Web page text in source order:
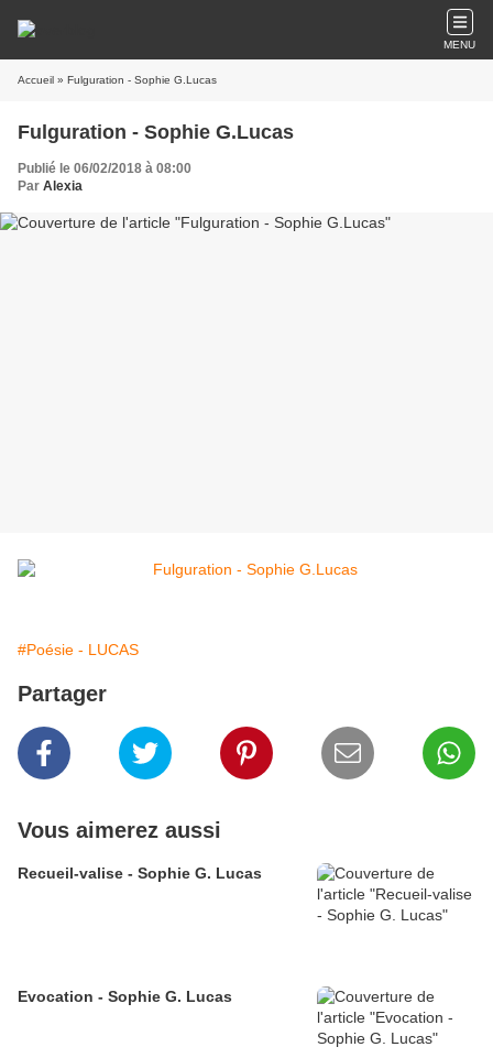
MENU
Accueil » Fulguration - Sophie G.Lucas
Fulguration - Sophie G.Lucas
Publié le 06/02/2018 à 08:00
Par Alexia
#Poésie - LUCAS
Partager
Vous aimerez aussi
Recueil-valise - Sophie G. Lucas
Evocation - Sophie G. Lucas